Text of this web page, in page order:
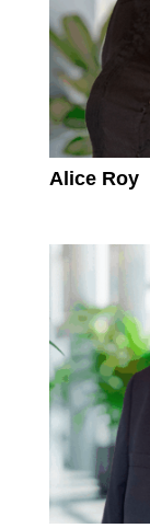
Alice Roy